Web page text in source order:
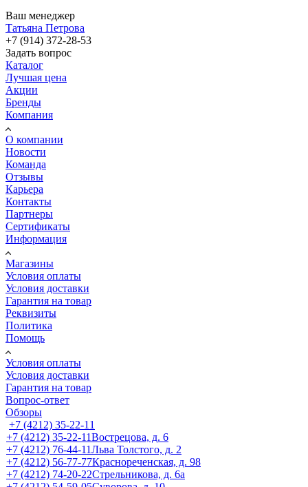
Ваш менеджер
Татьяна Петрова
+7 (914) 372-28-53
Задать вопрос
Каталог
Лучшая цена
Акции
Бренды
Компания
О компании
Новости
Команда
Отзывы
Карьера
Контакты
Партнеры
Сертификаты
Информация
Магазины
Условия оплаты
Условия доставки
Гарантия на товар
Реквизиты
Политика
Помощь
Условия оплаты
Условия доставки
Гарантия на товар
Вопрос-ответ
Обзоры
+7 (4212) 35-22-11
+7 (4212) 35-22-11Вострецова, д. 6
+7 (4212) 76-44-11Льва Толстого, д. 2
+7 (4212) 56-77-77Краснореченская, д. 98
+7 (4212) 74-20-22Стрельникова, д. 6а